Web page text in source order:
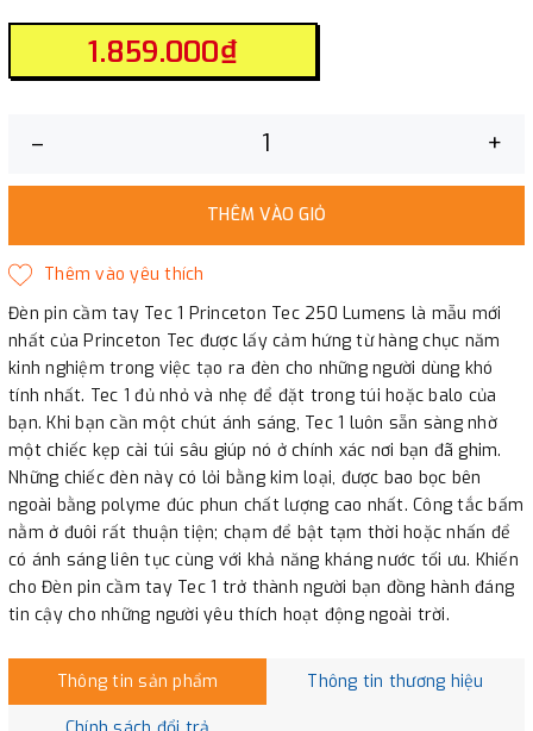
1.859.000₫
– +
THÊM VÀO GIỎ
Đèn pin cầm tay Tec 1 Princeton Tec 250 Lumens là mẫu mới
nhất của Princeton Tec được lấy cảm hứng từ hàng chục năm
kinh nghiệm trong việc tạo ra đèn cho những người dùng khó
tính nhất. Tec 1 đủ nhỏ và nhẹ để đặt trong túi hoặc balo của
bạn. Khi bạn cần một chút ánh sáng, Tec 1 luôn sẵn sàng nhờ
một chiếc kẹp cài túi sâu giúp nó ở chính xác nơi bạn đã ghim.
Những chiếc đèn này có lỏi bằng kim loại, được bao bọc bên
ngoài bằng polyme đúc phun chất lượng cao nhất. Công tắc bấm
nằm ở đuôi rất thuận tiện; chạm để bật tạm thời hoặc nhấn để
có ánh sáng liên tục cùng với khả năng kháng nước tối ưu. Khiến
cho Đèn pin cầm tay Tec 1 trở thành người bạn đồng hành đáng
tin cậy cho những người yêu thích hoạt động ngoài trời.
Thông tin sản phẩm Thông tin thương hiệu